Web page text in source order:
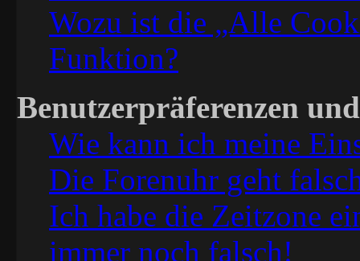
Wozu ist die „Alle
Funktion?
Benutzerpräferenzen
Wie kann ich meine
Die Forenuhr geht
Ich habe die Zeitzone
immer noch falsch!